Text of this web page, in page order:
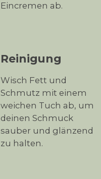
Eincremen ab.
Reinigung
Wisch Fett und
Schmutz mit einem
weichen Tuch ab, um
deinen Schmuck
sauber und glänzend
zu halten.